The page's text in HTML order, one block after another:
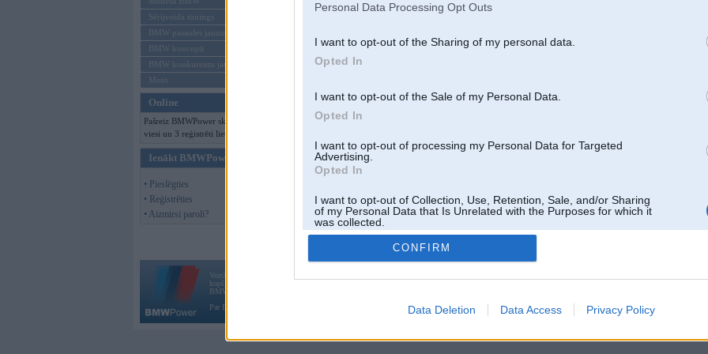
Personal Data Processing Opt Outs
I want to opt-out of the Sharing of my personal data.
Opted In
I want to opt-out of the Sale of my Personal Data.
Opted In
I want to opt-out of processing my Personal Data for Targeted
Advertising.
Opted In
I want to opt-out of Collection, Use, Retention, Sale, and/or Sharing
of my Personal Data that Is Unrelated with the Purposes for which it
was collected.
Opted Out
CONFIRM
Data Deletion Data Access Privacy Policy
Sērijveida tūnings
BMW pasaules jaunumi
BMW koncepti
BMW konkurentu jaunumi
Moto
Online
Pašreiz BMWPower skatās 422
viesi un 3 reģistrēti lietotāji.
Ienākt BMWPower
• Pieslēgties
• Reģistrēties
• Aizmirsi paroli?
Vortāls BMWPower.lv darbojas
kopš 2002. gada 14. maija. Tas nav auto klubs un nav saistīts ar
BMW AG.
Par BMWPower